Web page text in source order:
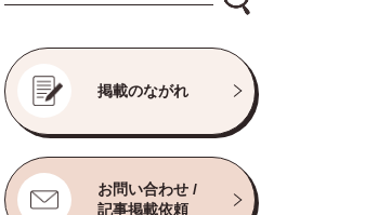
掲載のながれ
お問い合わせ /
記事掲載依頼